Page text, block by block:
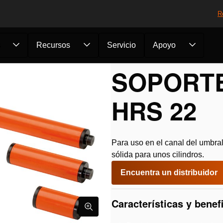
Recursos Servicio Apoyo
auxiliares de rescate Soporte de cilindro /Soporte de
HRS 22
Para uso en el canal del
sólida para unos cilindros.
Encuentra un distribuidor
Características y